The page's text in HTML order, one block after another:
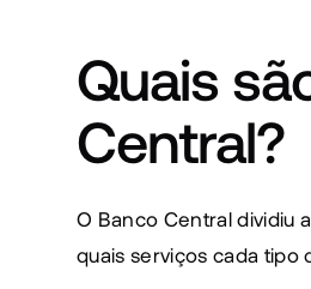
Quais
Central?
O Banco Central dividiu
quais serviços cada